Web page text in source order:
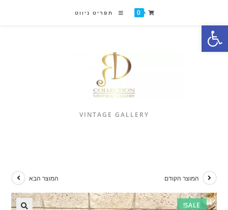
פתח סרגל נגישות
0 תפריט ניווט
VINTAGE GALLERY
SALE!
המוצר הקודם המוצר הבא